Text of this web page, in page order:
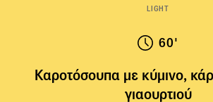
LIGHT
60'
Καροτόσουπα με κύμινο,
γιαουρτιού